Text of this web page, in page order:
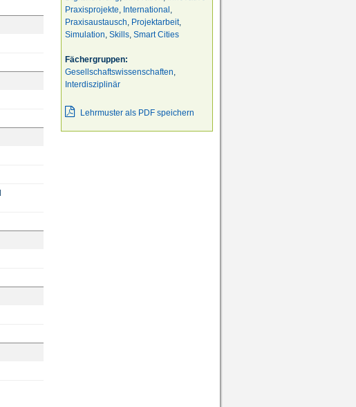
Praxisprojekte International
Praxisaustausch Projektarbeit,
Simulation Skills, Smart Cities
Fächergruppen:
Gesellschaftswissenschaften
Interdisziplinär
Lehrmuster als PDF speichern